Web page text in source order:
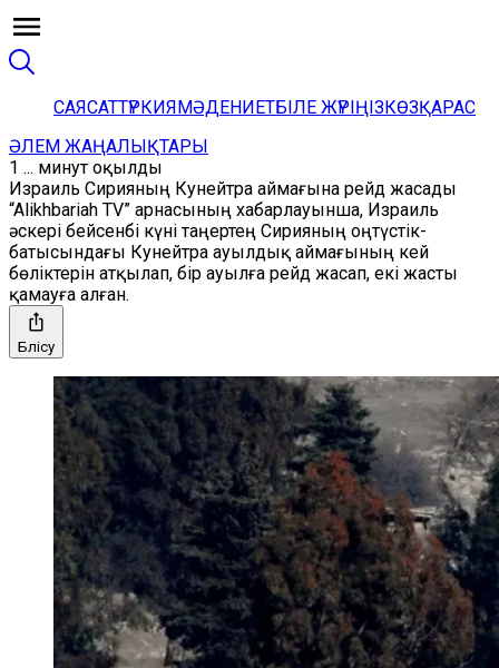
САЯСАТТҮРКИЯМӘДЕНИЕТБІЛЕ ЖҮРІҢІЗКӨЗҚАРАС
ӘЛЕМ ЖАҢАЛЫҚТАРЫ
1 ... минут оқылды
Израиль Сирияның Кунейтра аймағына рейд жасады
“Alikhbariah TV” арнасының хабарлауынша, Израиль
әскері бейсенбі күні таңертең Сирияның оңтүстік-
батысындағы Кунейтра ауылдық аймағының кей
бөліктерін атқылап, бір ауылға рейд жасап, екі жасты
қамауға алған.
Бөлісу